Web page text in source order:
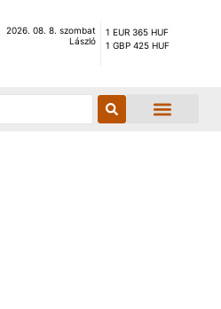
2026. 08. 8. szombat
László
1 EUR 365 HUF
1 GBP 425 HUF